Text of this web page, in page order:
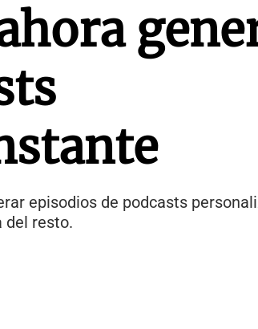
episodios de podcasts
del resto.